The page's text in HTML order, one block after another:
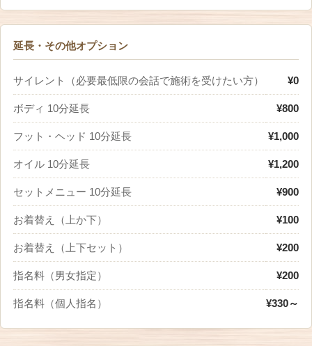
延長・その他オプション
サイレント（必要最低限の会話で施術を受けたい方） ¥0
ボディ 10分延長 ¥800
フット・ヘッド 10分延長 ¥1,000
オイル 10分延長 ¥1,200
セットメニュー 10分延長 ¥900
お着替え（上か下） ¥100
お着替え（上下セット） ¥200
指名料（男女指定） ¥200
指名料（個人指名） ¥330～